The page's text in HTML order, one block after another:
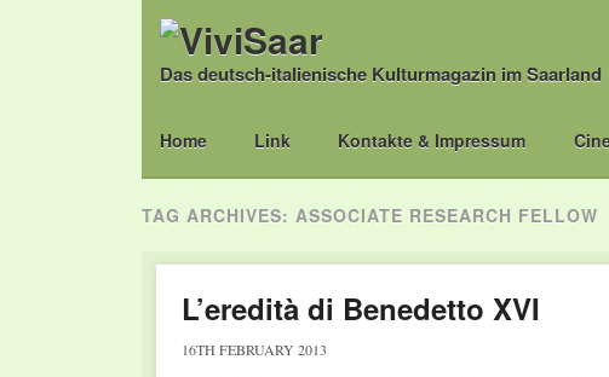
Das deutsch-italienische Kulturmagazin im Saarland
Main menu
Skip
Home Link Kontakte & Impressum
TAG ARCHIVES: ASSOCIATE RESEARCH FELLOW
L’eredità di Benedetto XVI
16TH FEBRUARY 2013